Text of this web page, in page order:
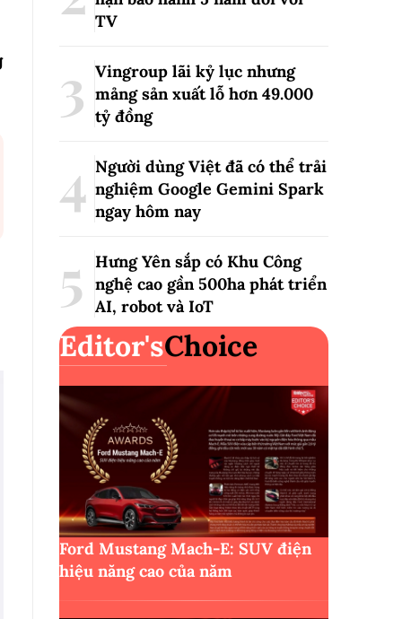
TV
Vingroup lãi kỷ lục nhưng
mảng sản xuất lỗ hơn 49.000
tỷ đồng
Người dùng Việt đã có thể trải
nghiệm Google Gemini Spark
ngay hôm nay
Hưng Yên sắp có Khu Công
nghệ cao gần 500ha phát triển
AI, robot và IoT
Editor'sChoice
Ford Mustang Mach-E: SUV điện
hiệu năng cao của năm